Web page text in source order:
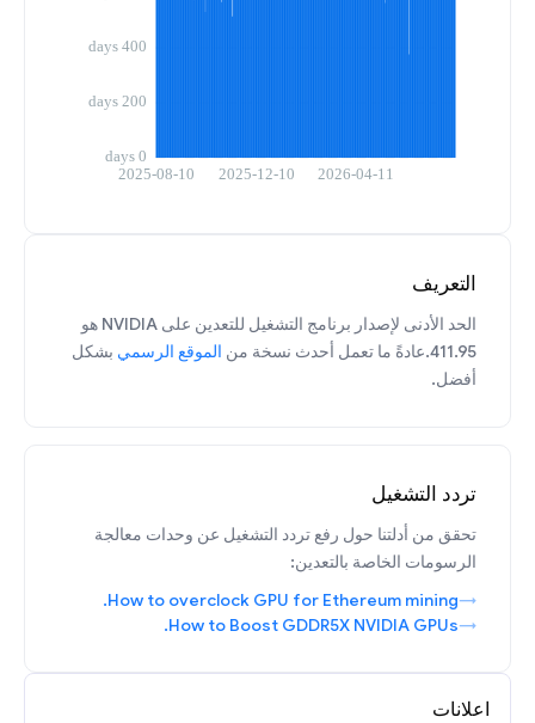
التعريف
الحد الأدنى لإصدار برنامج التشغيل للتعدين على NVIDIA هو
411.95.عادةً ما تعمل أحدث نسخة من
الموقع الرسمي بشكل
أفضل.
تردد التشغيل
تحقق من أدلتنا حول رفع تردد التشغيل عن وحدات معالجة
الرسومات الخاصة بالتعدين:
How to overclock GPU for Ethereum mining.
How to Boost GDDR5X NVIDIA GPUs.
اعلانات